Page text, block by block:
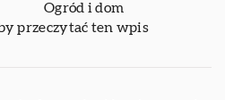
Ogród i dom
przeczytać ten wpis